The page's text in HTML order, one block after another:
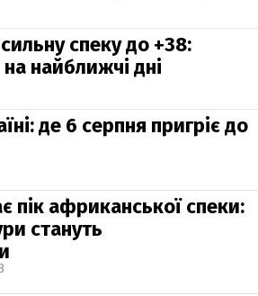
спеку до +38:
найближчі дні
де 6 серпня пригріє до
пік африканської спеки:
стануть